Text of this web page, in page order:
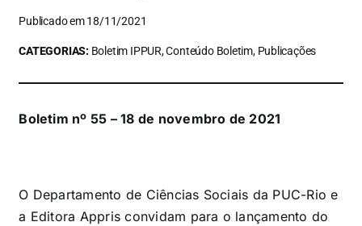
Publicado em 18/11/2021
CATEGORIAS: Boletim IPPUR, Conteúdo Boletim, Publicações
Boletim nº 55 – 18 de novembro de 2021
O Departamento de Ciências Sociais da PUC-Rio e
a Editora Appris convidam para o lançamento do